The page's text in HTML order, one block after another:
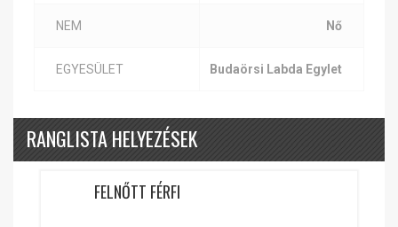
NEM Nő
EGYESÜLET Budaörsi Labda Egylet
RANGLISTA HELYEZÉSEK
FELNŐTT FÉRFI